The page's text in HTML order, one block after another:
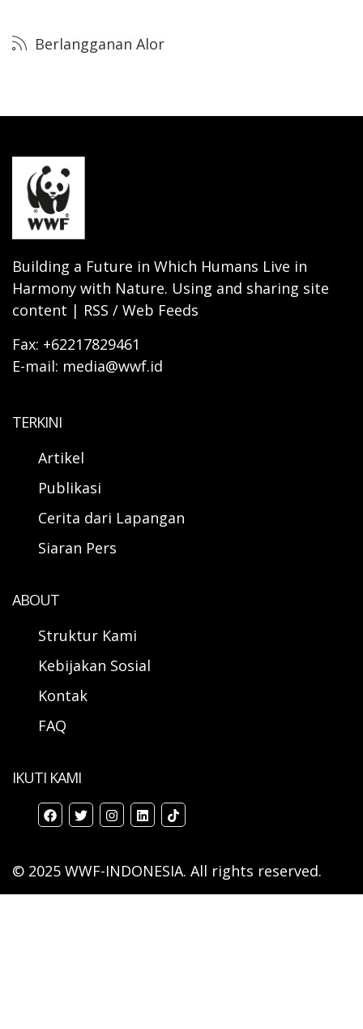
Berlangganan Alor
Building a Future in Which Humans Live in
Harmony with Nature. Using and sharing site
content | RSS / Web Feeds
Fax: +62217829461
E-mail: media@wwf.id
TERKINI
Artikel
Publikasi
Cerita dari Lapangan
Siaran Pers
ABOUT
Struktur Kami
Kebijakan Sosial
Kontak
FAQ
IKUTI KAMI
© 2025 WWF-INDONESIA. All rights reserved.